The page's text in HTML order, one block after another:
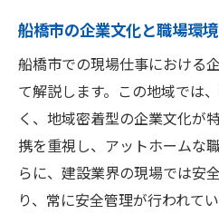
船橋市の企業文化と職場環境
船橋市での現場仕事における
て解説します。この地域では
く、地域密着型の企業文化が
携を重視し、アットホームな
らに、建設業界の現場では安
り、常に安全管理が行われて